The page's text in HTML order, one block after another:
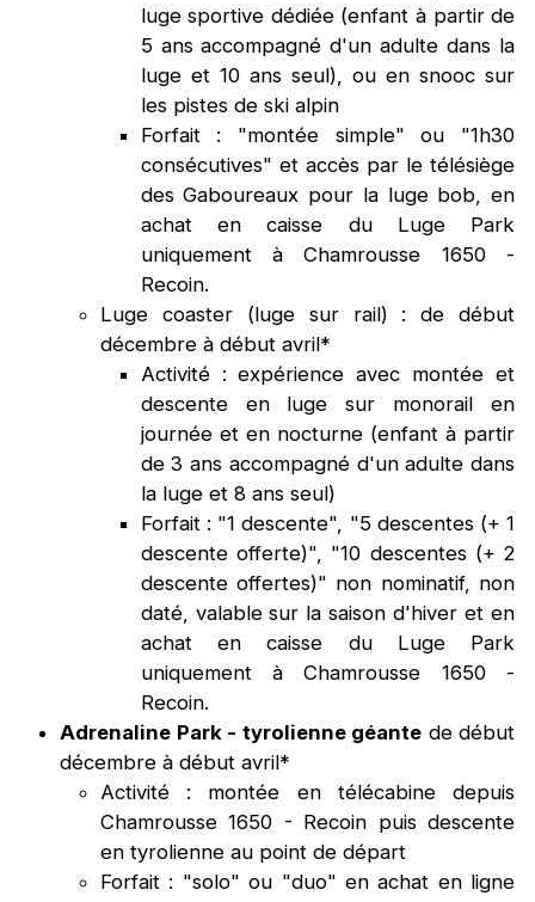
luge sportive dédiée (enfant à partir de
5 ans accompagné d'un adulte dans la
luge et 10 ans seul), ou en snooc sur
les pistes de ski alpin
Forfait : "montée simple" ou "1h30
consécutives" et accès par le télésiège
des Gaboureaux pour la luge bob, en
achat en caisse du Luge Park
uniquement à Chamrousse 1650 -
Recoin.
Luge coaster (luge sur rail) : de début
décembre à début avril*
Activité : expérience avec montée et
descente en luge sur monorail en
journée et en nocturne (enfant à partir
de 3 ans accompagné d'un adulte dans
la luge et 8 ans seul)
Forfait : "1 descente", "5 descentes (+ 1
descente offerte)", "10 descentes (+ 2
descente offertes)" non nominatif, non
daté, valable sur la saison d'hiver et en
achat en caisse du Luge Park
uniquement à Chamrousse 1650 -
Recoin.
Adrenaline Park - tyrolienne géante de début
décembre à début avril*
Activité : montée en télécabine depuis
Chamrousse 1650 - Recoin puis descente
en tyrolienne au point de départ
Forfait : "solo" ou "duo" en achat en ligne